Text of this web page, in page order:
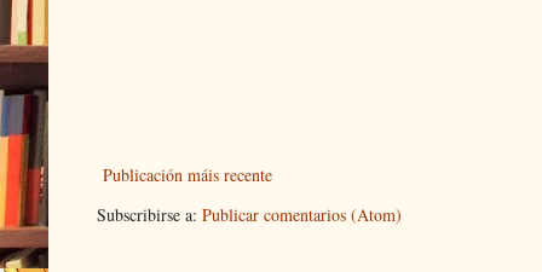
Publicación máis recente
Subscribirse a: Publicar comentarios (Atom)